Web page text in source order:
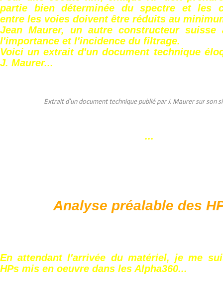
partie bien déterminée du spectre et les
entre les voies doivent être réduits au
Jean Maurer, un autre constructeur suisse
l'importance et l'incidence du filtrage.
Voici un extrait d'un document technique
J. Maurer...
Extrait d'un document technique publié par J. Maurer sur son
...
Analyse préalable des
En attendant l'arrivée du matériel, je me
HPs mis en oeuvre dans les Alpha360...